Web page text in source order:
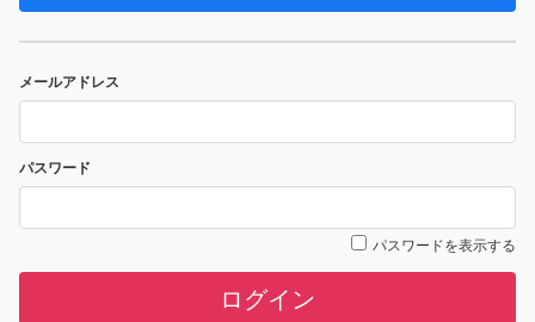
メールアドレス
パスワード
パスワードを表示する
ログイン